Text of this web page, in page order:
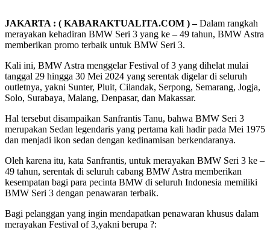
JAKARTA : ( KABARAKTUALITA.COM ) –Dalam rangkah
merayakan kehadiran BMW Seri 3 yang ke – 49 tahun, BMW Astra
memberikan promo terbaik untuk BMW Seri 3.
Kali ini, BMW Astra menggelar Festival of 3 yang dihelat mulai
tanggal 29 hingga 30 Mei 2024 yang serentak digelar di seluruh
outletnya, yakni Sunter, Pluit, Cilandak, Serpong, Semarang, Jogja,
Solo, Surabaya, Malang, Denpasar, dan Makassar.
Hal tersebut disampaikan Sanfrantis Tanu, bahwa BMW Seri 3
merupakan Sedan legendaris yang pertama kali hadir pada Mei 1975
dan menjadi ikon sedan dengan kedinamisan berkendaranya.
Oleh karena itu, kata Sanfrantis, untuk merayakan BMW Seri 3 ke –
49 tahun, serentak di seluruh cabang BMW Astra memberikan
kesempatan bagi para pecinta BMW di seluruh Indonesia memiliki
BMW Seri 3 dengan penawaran terbaik.
Bagi pelanggan yang ingin mendapatkan penawaran khusus dalam
merayakan Festival of 3,yakni berupa ?: